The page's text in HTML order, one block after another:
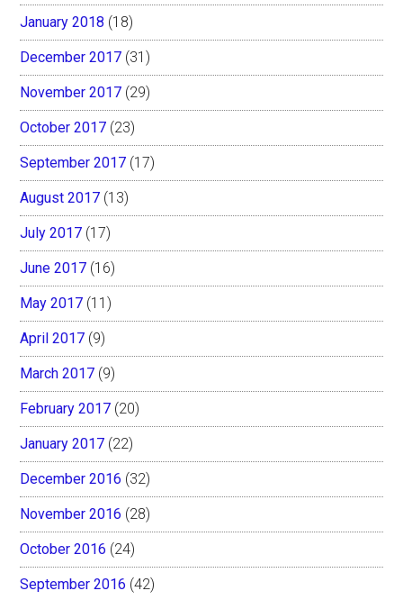
January 2018 (18)
December 2017 (31)
November 2017 (29)
October 2017 (23)
September 2017 (17)
August 2017 (13)
July 2017 (17)
June 2017 (16)
May 2017 (11)
April 2017 (9)
March 2017 (9)
February 2017 (20)
January 2017 (22)
December 2016 (32)
November 2016 (28)
October 2016 (24)
September 2016 (42)